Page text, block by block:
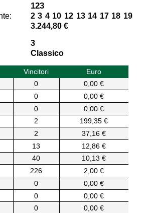
123
2 3 4 10 12 13 14 17 18 19
3.244,80 €
3
Classico
Vincitori
Euro
0
0,00 €
0
0,00 €
0
0,00 €
2
199,35 €
2
37,16 €
13
12,86 €
40
10,13 €
226
2,00 €
0
0,00 €
0
0,00 €
0
0,00 €